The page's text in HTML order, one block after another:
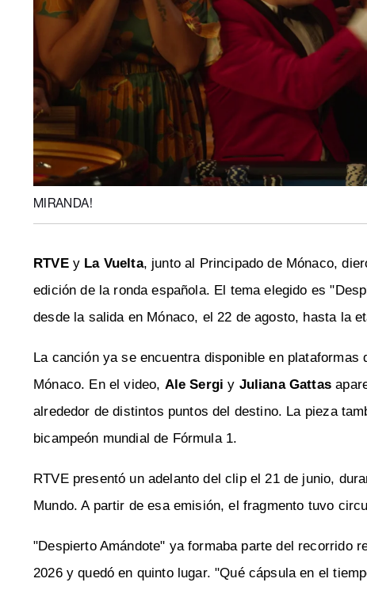
MIRANDA!
RTVEy La Vuelta, junto al Principado de Mónaco,
edición de la ronda española. El tema elegido es
desde la salida en Mónaco, el 22 de agosto, hasta la
La canción ya se encuentra disponible en
Mónaco. En el video, Ale Sergiy Juliana Gattas
alrededor de distintos puntos del destino. La pieza
bicampeón mundial de Fórmula 1.
RTVE presentó un adelanto del clip el 21 de junio,
Mundo. A partir de esa emisión, el fragmento tuvo
"Despierto Amándote" ya formaba parte del recorrido
2026 y quedó en quinto lugar. "Qué cápsula en el